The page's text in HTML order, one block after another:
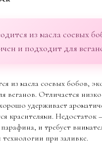
из масла соевых
и подходит для
из масла соевых бобов,
веганов. Отличается
удерживает
красителями. Недостаток
и требует
при заливке.